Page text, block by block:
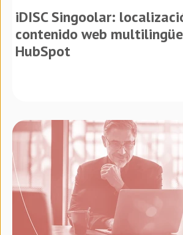
iDISC Singoolar:
contenido web
HubSpot